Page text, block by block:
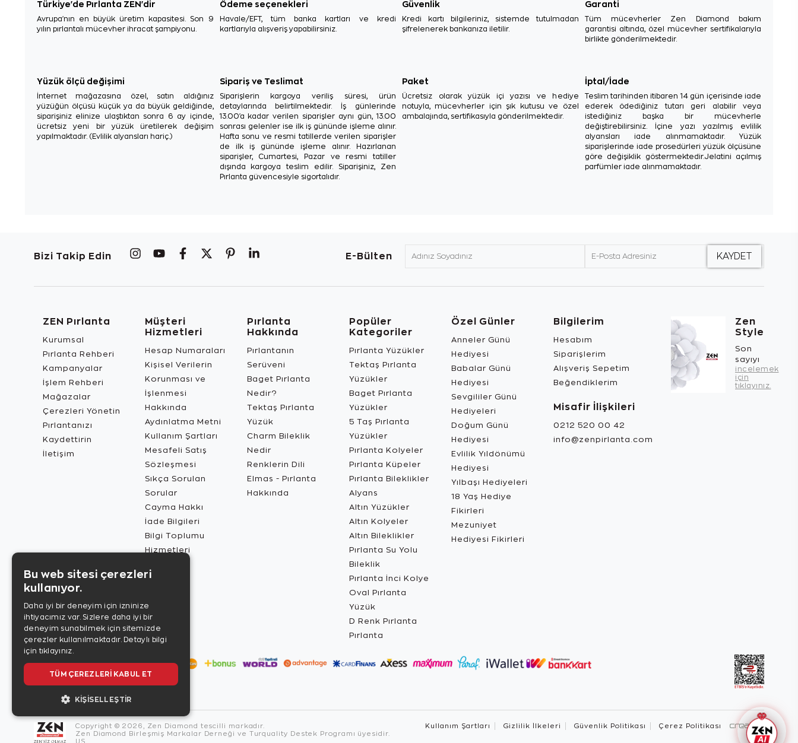
Türkiye'de Pırlanta ZEN'dir
Avrupa'nın en büyük üretim kapasitesi. Son 9
yılın pırlantalı mücevher ihracat şampiyonu.
Ödeme seçenekleri
Havale/EFT, tüm banka kartları ve kredi
kartlarıyla alışveriş yapabilirsiniz.
Güvenlik
Kredi kartı bilgileriniz, sistemde tutulmadan
şifrelenerek bankanıza iletilir.
Garanti
Tüm mücevherler Zen Diamond bakım
garantisi altında, özel mücevher sertifikalarıyla
birlikte gönderilmektedir.
Yüzük ölçü değişimi
İnternet mağazasına özel, satın aldığınız
yüzüğün ölçüsü küçük ya da büyük geldiğinde,
siparişiniz elinize ulaştıktan sonra 6 ay içinde,
ücretsiz yeni bir yüzük üretilerek değişim
yapılmaktadır. (Evlilik alyansları hariç.)
Sipariş ve Teslimat
Siparişlerin kargoya veriliş süresi, ürün
detaylarında belirtilmektedir. İş günlerinde
13.00'a kadar verilen siparişler aynı gün, 13.00
sonrası gelenler ise ilk iş gününde işleme alınır.
Hafta sonu ve resmi tatillerde verilen siparişler
de ilk iş gününde işleme alınır. Hazırlanan
siparişler, Cumartesi, Pazar ve resmi tatiller
dışında kargoya teslim edilir. Siparişiniz, Zen
Pırlanta güvencesiyle sigortalıdır.
Paket
Ücretsiz olarak yüzük içi yazısı ve hediye
notuyla, mücevherler için şık kutusu ve özel
ambalajında, sertifikasıyla gönderilmektedir.
İptal/İade
Teslim tarihinden itibaren 14 gün içerisinde iade
ederek ödediğiniz tutarı geri alabilir veya
istediğiniz başka bir mücevherle
değiştirebilirsiniz. İçine yazı yazılmış evlilik
alyansları iade alınmamaktadır. Yüzük
siparişlerinde iade prosedürleri yüzük ölçüsüne
göre değişiklik göstermektedir.Jelatini açılmış
parfümler iade alınmamaktadır.
Bizi Takip Edin E-Bülten
ZEN Pırlanta
Kurumsal
Pırlanta Rehberi
Kampanyalar
İşlem Rehberi
Mağazalar
Çerezleri Yönetin
Pırlantanızı
Kaydettirin
İletişim
Müşteri
Hizmetleri
Hesap Numaraları
Kişisel Verilerin
Korunması ve
İşlenmesi
Hakkında
Aydınlatma Metni
Kullanım Şartları
Mesafeli Satış
Sözleşmesi
Sıkça Sorulan
Sorular
Cayma Hakkı
İade Bilgileri
Bilgi Toplumu
Hizmetleri
Pırlanta
Hakkında
Pırlantanın
Serüveni
Baget Pırlanta
Nedir?
Tektaş Pırlanta
Yüzük
Charm Bileklik
Nedir
Renklerin Dili
Elmas - Pırlanta
Hakkında
Popüler
Kategoriler
Pırlanta Yüzükler
Tektaş Pırlanta
Yüzükler
Baget Pırlanta
Yüzükler
5 Taş Pırlanta
Yüzükler
Pırlanta Kolyeler
Pırlanta Küpeler
Pırlanta Bileklikler
Alyans
Altın Yüzükler
Altın Kolyeler
Altın Bileklikler
Pırlanta Su Yolu
Bileklik
Pırlanta İnci Kolye
Oval Pırlanta
Yüzük
D Renk Pırlanta
Pırlanta
Özel Günler
Anneler Günü
Hediyesi
Babalar Günü
Hediyesi
Sevgililer Günü
Hediyeleri
Doğum Günü
Hediyesi
Evlilik Yıldönümü
Hediyesi
Yılbaşı Hediyeleri
18 Yaş Hediye
Fikirleri
Mezuniyet
Hediyesi Fikirleri
Bilgilerim
Hesabım
Siparişlerim
Alışveriş Sepetim
Beğendiklerim
Misafir İlişkileri
0212 520 00 42
info@zenpirlanta.com
Zen
Style
Son
sayıyı
incelemek
için
tıklayınız.
Copyright © 2026, Zen Diamond tescilli markadır.
Zen Diamond Birleşmiş Markalar Derneği ve Turquality Destek Programı üyesidir.
US
Kullanım Şartları Gizlilik İlkeleri Güvenlik Politikası Çerez Politikası
Bu web sitesi çerezleri
kullanıyor.
Daha iyi bir deneyim için izninize
ihtiyacımız var. Sizlere daha iyi bir
deneyim sunabilmek için sitemizde
çerezler kullanılmaktadır. Detaylı bilgi
için tıklayınız.
TÜM ÇEREZLERI KABUL ET
KIŞISELLEŞTIR